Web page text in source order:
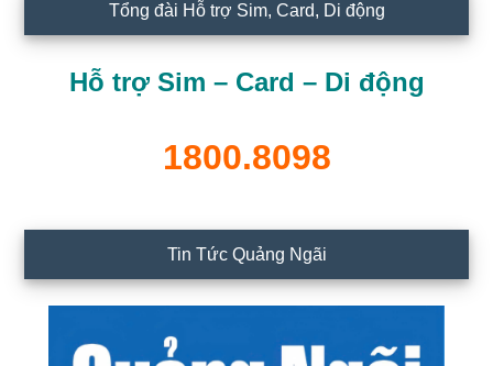
Tổng đài Hỗ trợ Sim, Card, Di động
Hỗ trợ Sim – Card – Di động
1800.8098
Tin Tức Quảng Ngãi